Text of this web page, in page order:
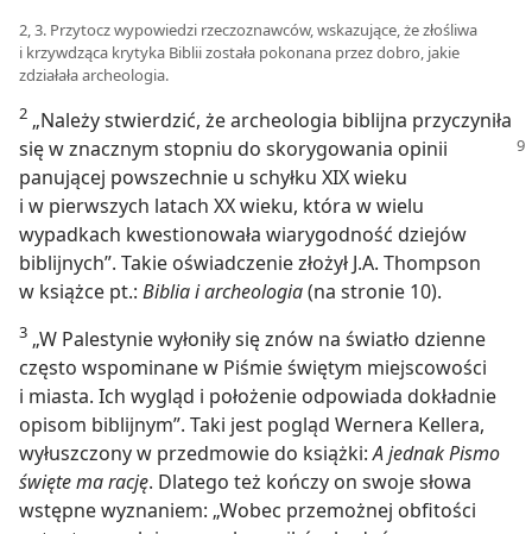
2, 3. Przytocz wypowiedzi rzeczoznawców, wskazujące, że złośliwa
i krzywdząca krytyka Biblii została pokonana przez dobro, jakie
zdziałała archeologia.
2 „Należy stwierdzić, że archeologia biblijna przyczyniła
się wznacznym stopniu do skorygowania opinii
panującej powszechnie u schyłku XIX wieku
i w pierwszych latach XX wieku, która w wielu
wypadkach kwestionowała wiarygodność dziejów
biblijnych”. Takie oświadczenie złożył J.A. Thompson
w książce pt.: Biblia i archeologia(na stronie 10).
3 „W Palestynie wyłoniły się znów na światło dzienne
często wspominane w Piśmie świętym miejscowości
i miasta. Ich wygląd i położenie odpowiada dokładnie
opisom biblijnym”. Taki jest pogląd Wernera Kellera,
wyłuszczony w przedmowie do książki:A jednak Pismo
święte ma rację. Dlatego też kończy on swoje słowa
wstępne wyznaniem: „Wobec przemożnej obfitości